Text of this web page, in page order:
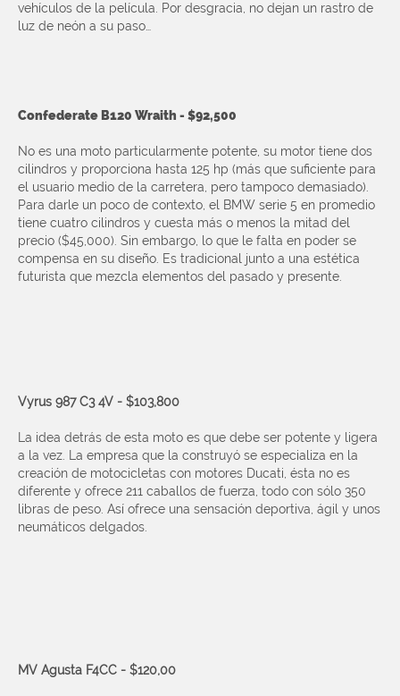
vehículos de la película. Por desgracia, no dejan un rastro de
luz de neón a su paso…
Confederate B120 Wraith - $92,500
No es una moto particularmente potente, su motor tiene dos
cilindros y proporciona hasta 125 hp (más que suficiente para
el usuario medio de la carretera, pero tampoco demasiado).
Para darle un poco de contexto, el BMW serie 5 en promedio
tiene cuatro cilindros y cuesta más o menos la mitad del
precio ($45,000). Sin embargo, lo que le falta en poder se
compensa en su diseño. Es tradicional junto a una estética
futurista que mezcla elementos del pasado y presente.
Vyrus 987 C3 4V - $103,800
La idea detrás de esta moto es que debe ser potente y ligera
a la vez. La empresa que la construyó se especializa en la
creación de motocicletas con motores Ducati, ésta no es
diferente y ofrece 211 caballos de fuerza, todo con sólo 350
libras de peso. Así ofrece una sensación deportiva, ágil y unos
neumáticos delgados.
MV Agusta F4CC - $120,00